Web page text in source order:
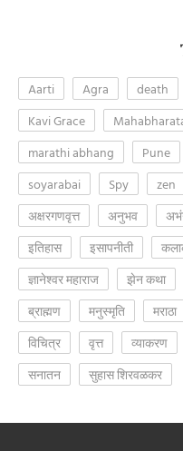
Aarti Agra death
Kavi Grace
marathi abhang
Pune
soyarabai
Spy zen
अक्षरगणवृत्त
अनुभव
इतिहास
इसापनीती
ज्ञानेश्वर महाराज
झेन कथा
ब्राह्मण
मनुस्मृति मराठा
विचित्र
वृत्त व्याकरण
सनातन
सुहास शिरवळकर